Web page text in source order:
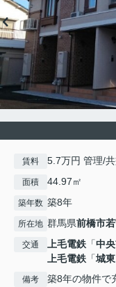
賃料 5.7万円 管理/
面積 44.97㎡
築年数 築8年
所在地 群馬県前橋市
交通 上毛電鉄 「中
上毛電鉄 「城東
備考
築8年の物件で